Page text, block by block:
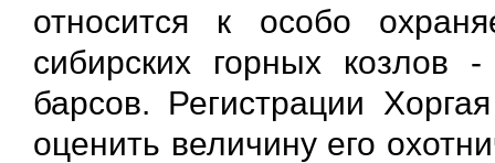
относится к особо
сибирских горных козлов
барсов. Регистрации
оценить величину его